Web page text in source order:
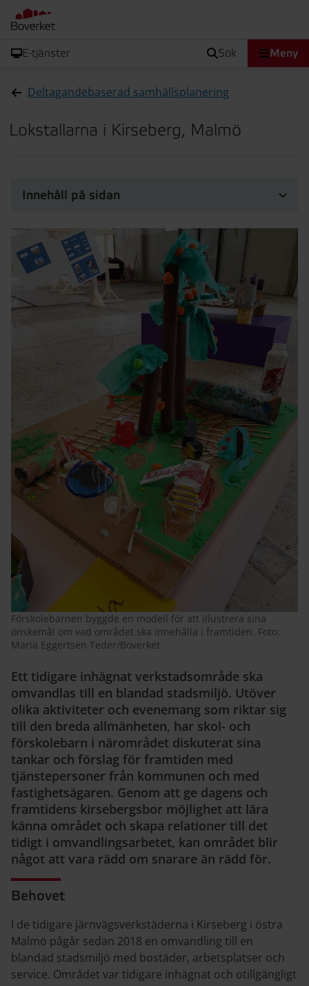
E-tjänster sök Meny
Deltagandebaserad samhällsplanering
Lokstallarna i Kirseberg, Malmö
Innehåll på sidan
Förskolebarnen byggde en modell för att illustrera sina
önskemål om vad området ska innehålla i framtiden. Foto:
Maria Eggertsen Teder/Boverket
Ett tidigare inhägnat verkstadsområde ska
omvandlas till en blandad stadsmiljö. Utöver
olika aktiviteter och evenemang som riktar sig
till den breda allmänheten, har skol- och
förskolebarn i närområdet diskuterat sina
tankar och förslag för framtiden med
tjänstepersoner från kommunen och med
fastighetsägaren. Genom att ge dagens och
framtidens kirsebergsbor möjlighet att lära
känna området och skapa relationer till det
tidigt i omvandlingsarbetet, kan området blir
något att vara rädd om snarare än rädd för.
Behovet
I de tidigare järnvägsverkstäderna i Kirseberg i östra
Malmö pågår sedan 2018 en omvandling till en
blandad stadsmiljö med bostäder, arbetsplatser och
service. Området var tidigare inhägnat och otillgängligt